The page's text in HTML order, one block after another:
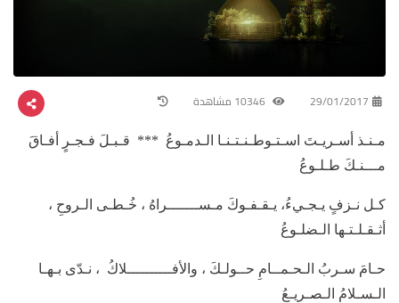
29/01/2017
مـنـذ أسـريـتَ اسـتـوطـنـتـنـا الـدمـوعُ *** قـبـلَ فـجـرٍ أفـاقَ
مـــنـكَ طـلـوعُ
كـل نـزفٍ يـجـيءُ، يـقـفـوكَ مـســـــــراهُ ، خُـطـى الـروحِ ،
أثـقـلـتـها الـضلـوعُ
حـامَ سـربُ الـحـمــامِ حــولـكَ ، والأفــــــــــلاكُ ، نـدّى بـهـا
الـسـلامُ الـصـريـعُ